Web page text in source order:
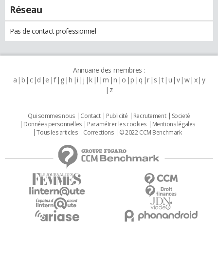
Réseau
Pas de contact professionnel
Annuaire des membres :
a b c d e f g h i j k l m n o p q r s t u v w x y
z
Qui sommes nous Contact Publicité Recrutement
Societé
Données personnelles
Paramétrer les cookies
Mentions légales
Tous les articles
Corrections © 2022 CCM Benchmark